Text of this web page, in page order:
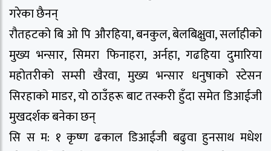
गरेका छैनन्
रौतहटको बि ओ पि औरहिया, बनकुल, बेलबिक्षुवा, सर्लाहीको
मुख्य भन्सार, सिमरा फिनाहरा, अर्नहा, गढहिया दुमारिया
महोतरीको सम्सी खैरवा, मुख्य भन्सार धनुषाको स्टेसन
सिरहाको माडर, यो ठाउँहरू बाट तस्करी हुँदा समेत डिआईजी
मुखदर्शक बनेका छन्
सि स म: १ कृष्ण ढकाल डिआईजी बढुवा हुनसाथ मधेश